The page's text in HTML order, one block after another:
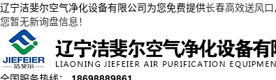
辽宁洁斐尔空气净化设备有限公司为您免费提供长春高效送风口
您暂无新询盘信息！